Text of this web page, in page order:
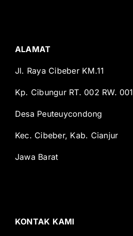
ALAMAT
Jl. Raya Cibeber KM.11
Kp. Cibungur RT. 002 RW. 001
Desa Peuteuycondong
Kec. Cibeber, Kab. Cianjur
Jawa Barat
KONTAK KAMI